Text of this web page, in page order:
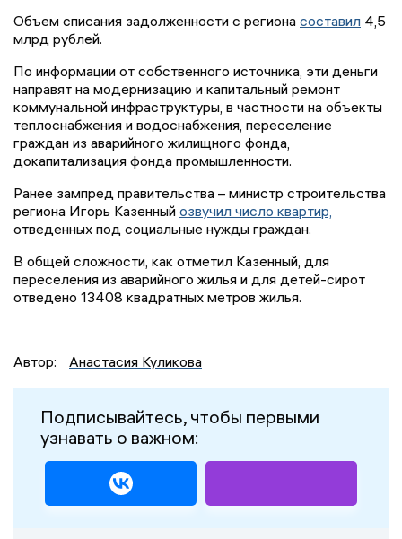
Объем списания задолженности с региона составил 4,5
млрд рублей.
По информации от собственного источника, эти деньги
направят на модернизацию и капитальный ремонт
коммунальной инфраструктуры, в частности на объекты
теплоснабжения и водоснабжения, переселение
граждан из аварийного жилищного фонда,
докапитализация фонда промышленности.
Ранее зампред правительства – министр строительства
региона Игорь Казенный озвучил число квартир,
отведенных под социальные нужды граждан.
В общей сложности, как отметил Казенный, для
переселения из аварийного жилья и для детей-сирот
отведено 13408 квадратных метров жилья.
Автор: Анастасия Куликова
Подписывайтесь, чтобы первыми
узнавать о важном: